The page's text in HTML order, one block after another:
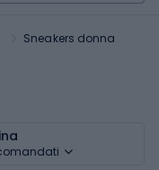
Sneakers donna